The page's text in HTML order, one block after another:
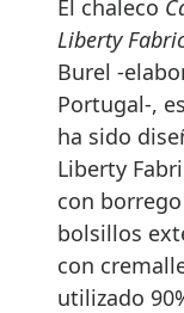
El chaleco
Liberty
Burel -
Portugal-,
ha sido
Liberty
con
bolsillos
con
utilizado